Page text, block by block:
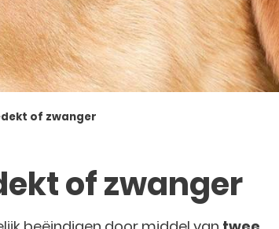
of zwanger
of zwanger